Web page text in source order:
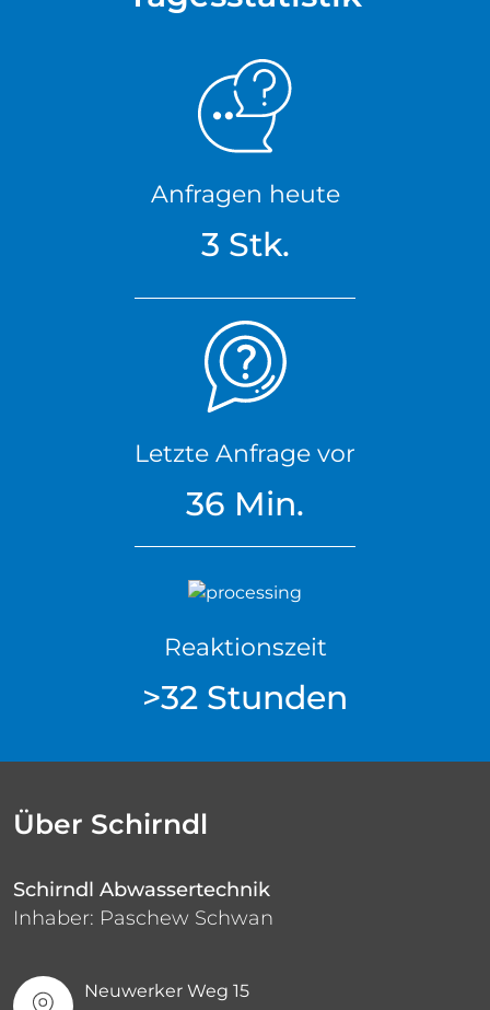
Anfragen heute
3 Stk.
Letzte Anfrage vor
36 Min.
Reaktionszeit
>32 Stunden
Über Schirndl
Schirndl Abwassertechnik
Inhaber: Paschew Schwan
Neuwerker Weg 15